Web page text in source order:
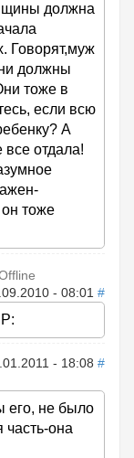
должна
Говорят,муж
должны
тоже в
если всю
А
все отдала!
тоже
- 08:01 #
- 18:08 #
его, не было
она